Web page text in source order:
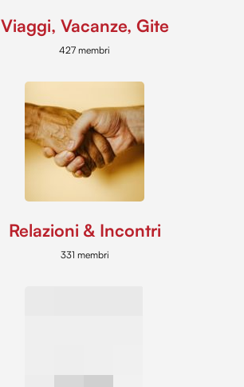
Viaggi, Vacanze, Gite
427 membri
Relazioni & Incontri
331 membri